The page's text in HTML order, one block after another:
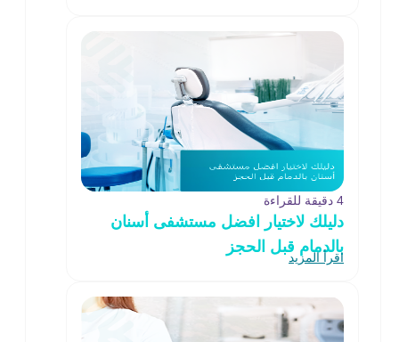
4 دقيقة للقراءة
دليلك لاختيار افضل مستشفى أسنان
بالدمام قبل الحجز
اقرأ المزيد